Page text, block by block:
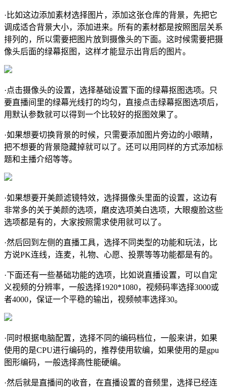
·比如这边添加素材选择图片，添加这张仓库的背景，先把它
调成适合背景大小，添加进来。所有的素材都是按照图层关系
排列的，所以需要把图片放到摄像头的下面。这时候需要把摄
像头后面的绿幕抠图，这样才能显示出背后的图片。
·点击摄像头的设置，选择基础设置下面的绿幕抠图选项。只
要直播间里的绿幕光线打的均匀，直接点击绿幕抠图选项后，
用默认参数就可以得到一个比较好的抠图效果了。
·如果想要切换背景的时候，只需要添加图片旁边的小眼睛，
把不想要的背景隐藏掉就可以了。还可以用同样的方式添加标
题和主播介绍等等。
·如果想要开美颜滤镜特效，选择摄像头里面的设置，这边有
非常多的关于美颜的选项，磨皮选项美白选项，大眼瘦脸这些
选项都是有的，大家按照需求使用就可以了。
·然后回到左侧的直播工具，选择不同类型的功能和玩法，比
方说PK连线，连麦，礼物、心愿、投票等等功能都是有的。
·下面还有一些基础功能的选项，比如说直播设置，可以自定
义视频的分辨率，一般选择1920*1080，视频码率选择3000或
者4000，保证一个平稳的输出，视频帧率选择30。
·同时根据电脑配置，选择不同的编码档位，一般来讲，如果
使用的是CPU进行编码的，推荐使用软编，如果使用的是gpu
图形编码，一般选择高性能硬编。
·然后就是直播间的收音，在直播设置的音频里，选择已经连